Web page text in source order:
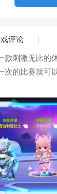
评论
款刺激无比的
次的比赛就可